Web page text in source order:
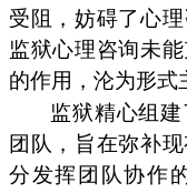
受阻，妨碍了心
监狱心理咨询未
的作用，沦为形式
监狱精心组
团队，旨在弥补
分发挥团队协作